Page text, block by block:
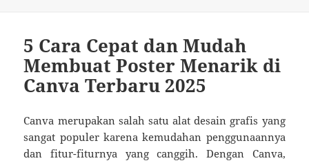
5 Cara Cepat dan Mudah
Membuat Poster Menarik di
Canva Terbaru 2025
Canva merupakan salah satu alat desain grafis yang
sangat populer karena kemudahan penggunaannya
dan fitur-fiturnya yang canggih. Dengan Canva,